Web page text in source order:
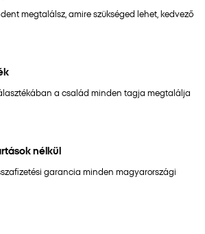
megtalálsz, amire szükséged lehet, kedvező
a család minden tagja megtalálja
nélkül
garancia minden magyarországi